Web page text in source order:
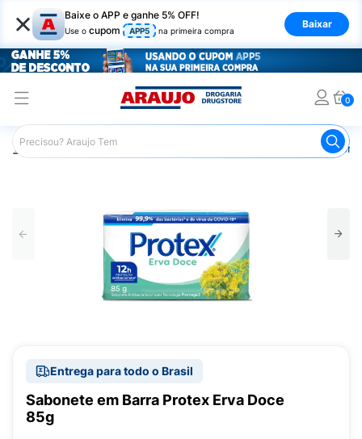
× Baixe o APP e ganhe 5% OFF!
Use o cupom APP5 na primeira compra
Baixar
0
Araujo Higiene Pessoal
Entrega para todo o Brasil
Sabonete em Barra Protex Erva Doce
85g